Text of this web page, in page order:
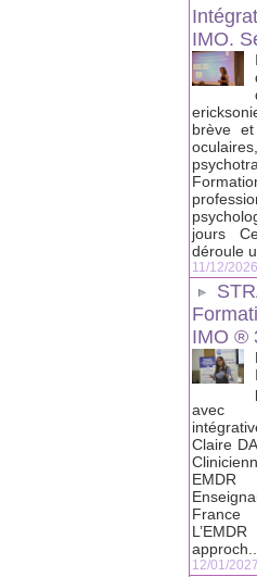
IMO.
brève
jours
déroule
11/12/2026
IMO ®
avec
Claire
approch...
12/01/2027